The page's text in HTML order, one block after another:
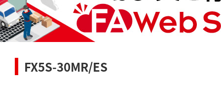
FX5S-30MR/ES